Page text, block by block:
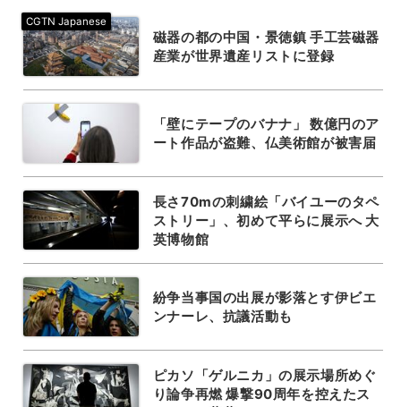
磁器の都の中国・景徳鎮 手工芸磁器
産業が世界遺産リストに登録
「壁にテープのバナナ」 数億円のア
ート作品が盗難、仏美術館が被害届
長さ70mの刺繍絵「バイユーのタペ
ストリー」、初めて平らに展示へ 大
英博物館
紛争当事国の出展が影落とす伊ビエ
ンナーレ、抗議活動も
ピカソ「ゲルニカ」の展示場所めぐ
り論争再燃 爆撃90周年を控えたス